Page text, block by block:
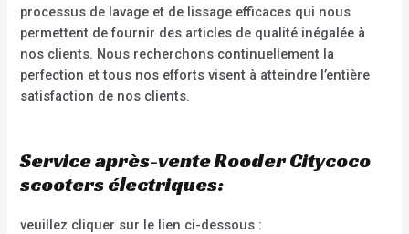
processus de lavage et de lissage efficaces qui nous
permettent de fournir des articles de qualité inégalée à
nos clients. Nous recherchons continuellement la
perfection et tous nos efforts visent à atteindre l’entière
satisfaction de nos clients.
Service après-vente Rooder Citycoco
scooters électriques:
veuillez cliquer sur le lien ci-dessous :